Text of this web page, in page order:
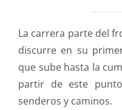
La carrera parte del
discurre en su
que sube hasta la
partir de este
senderos y caminos.